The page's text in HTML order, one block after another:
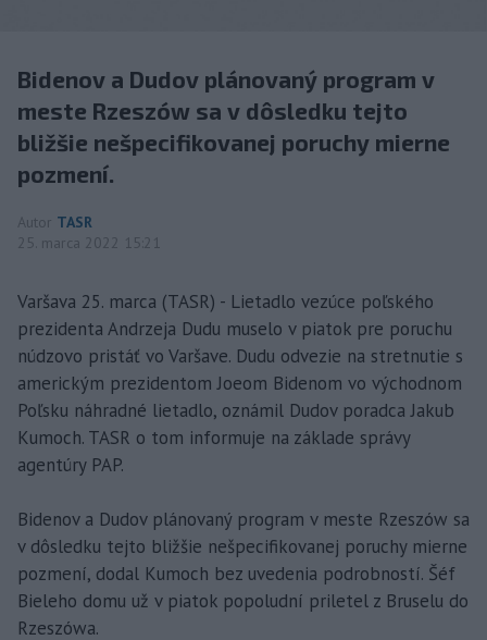
Bidenov a Dudov plánovaný program v
meste Rzeszów sa v dôsledku tejto
bližšie nešpecifikovanej poruchy mierne
pozmení.
Autor TASR
25. marca 2022 15:21
Varšava 25. marca (TASR) - Lietadlo vezúce poľského
prezidenta Andrzeja Dudu muselo v piatok pre poruchu
núdzovo pristáť vo Varšave. Dudu odvezie na stretnutie s
americkým prezidentom Joeom Bidenom vo východnom
Poľsku náhradné lietadlo, oznámil Dudov poradca Jakub
Kumoch. TASR o tom informuje na základe správy
agentúry PAP.
Bidenov a Dudov plánovaný program v meste Rzeszów sa
v dôsledku tejto bližšie nešpecifikovanej poruchy mierne
pozmení, dodal Kumoch bez uvedenia podrobností. Šéf
Bieleho domu už v piatok popoludní priletel z Bruselu do
Rzeszówa.